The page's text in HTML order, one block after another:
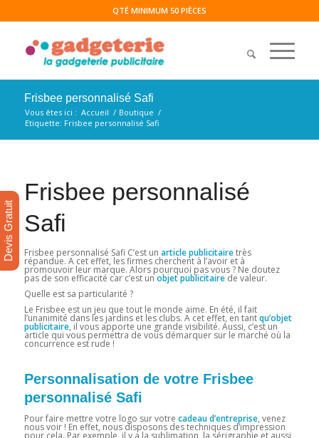
QTÉ MINIMUM 50 PIÈCES
Frisbee personnalisé Safi
Vous êtes ici : Accueil / Boutique /
Etiquette: Frisbee personnalisé Safi
Frisbee personnalisé
Safi
Frisbee personnalisé Safi C’est un article publicitairetrès
répandue. A cet effet, les firmes cherchent à l’avoir et à
promouvoir leur marque. Alors pourquoi pas vous ? Ne doutez
pas de son efficacité car c’est unobjet publicitairede valeur.
Quelle est sa particularité ?
Le Frisbee est un jeu que tout le monde aime. En été, il fait
l’unanimité dans les jardins et les clubs. A cet effet, en tantqu’objet
publicitaire, il vous apporte une grande visibilité. Aussi, c’est un
article qui vous permettra de vous démarquer sur le marché où la
concurrence est rude !
Personnalisation de votre Frisbee
personnalisé Safi
Pour faire mettre votre logo sur votre cadeau d’entreprise, venez
nous voir ! En effet, nous disposons des techniques d’impression
pour cela. Par exemple, il y a la sublimation, la sérigraphie et aussi
Devis Gratuit